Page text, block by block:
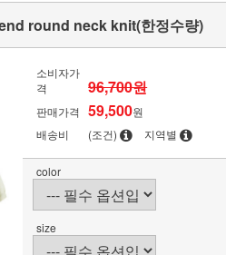
round neck knit(한정수량)
소비자가
격
96,700원
판매가격 59,500원
배송비
(조건) 지역별
color
size